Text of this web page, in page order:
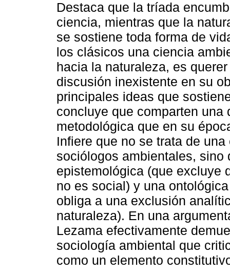
Destaca que la tríada
ciencia, mientras que la
se sostiene toda forma de
los clásicos una ciencia
hacia la naturaleza, es
discusión inexistente en su
principales ideas que
concluye que comparten
metodológica que en su
Infiere que no se trata de
sociólogos ambientales, sino
epistemológica (que excluye
no es social) y una
obliga a una exclusión
naturaleza). En una
Lezama efectivamente
sociología ambiental que
como un elemento